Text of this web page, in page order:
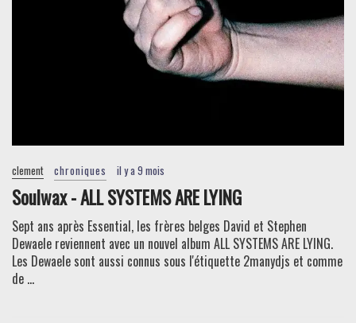
clement chroniques il y a 9 mois
Soulwax - ALL SYSTEMS ARE LYING
Sept ans après Essential, les frères belges David et Stephen
Dewaele reviennent avec un nouvel album ALL SYSTEMS ARE LYING.
Les Dewaele sont aussi connus sous l'étiquette 2manydjs et comme
de ...